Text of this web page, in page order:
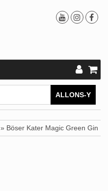
ALLONS-Y
» Böser Kater Magic Green Gin